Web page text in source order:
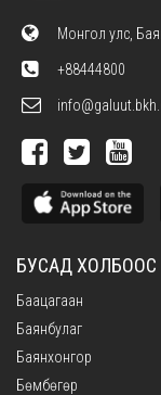
Монгол улс,
+88444800
БУСАД ХОЛБООС
Баацагаан
Баянбулаг
Баянхонгор
Бөмбөгөр